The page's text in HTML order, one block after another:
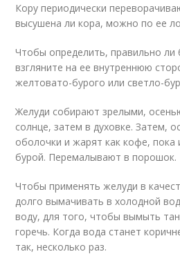
Кору периодически
высушена ли кора, можно по ее
Чтобы определить, правильно ли
взгляните на ее внутреннюю
желтовато-бурого или светло-
Желуди собирают зрелыми,
солнце, затем в духовке. Затем,
оболочки и жарят как кофе, пока
бурой. Перемалывают в порошок.
Чтобы применять желуди в
долго вымачивать в холодной
воду, для того, чтобы вымыть
горечь. Когда вода станет
так, несколько раз.